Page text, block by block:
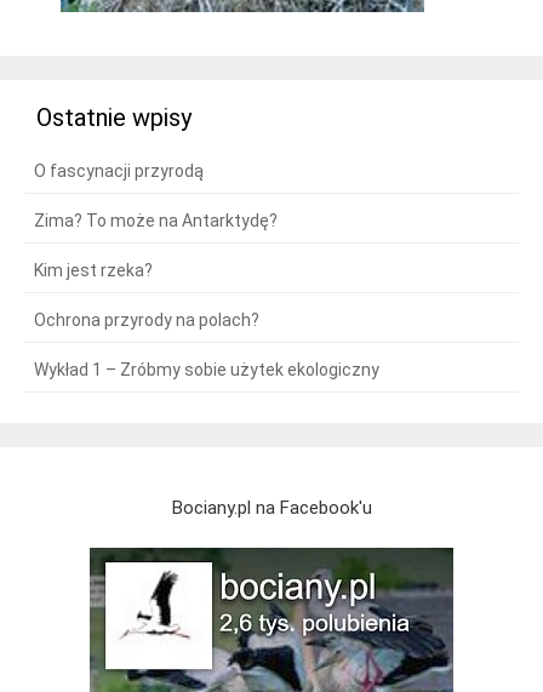
Ostatnie wpisy
O fascynacji przyrodą
Zima? To może na Antarktydę?
Kim jest rzeka?
Ochrona przyrody na polach?
Wykład 1 – Zróbmy sobie użytek ekologiczny
Bociany.pl na Facebook'u